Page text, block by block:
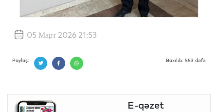
05 Март 2026 21:53
Paylaş: Baxılıb: 553 dəfə
E-qəzet